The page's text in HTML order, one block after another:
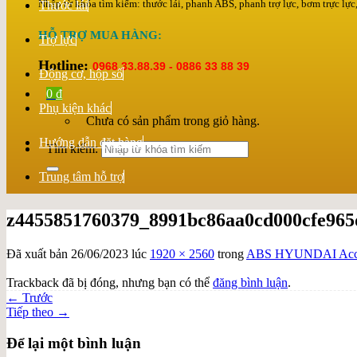
Nhập từ khóa tìm kiếm: thước lái, phanh ABS, phanh trợ lực, bơm trực
HỖ TRỢ MUA HÀNG:
Hotline:0968.33.88.39 - 0886 33 88 39
0 ₫
Chưa có sản phẩm trong giỏ hàng.
Tìm kiếm:
Thước lái
Trợ lực
Động cơ, hộp số
Phụ kiện khác
Hướng dẫn đặt hàng
Trung tâm hỗ trợ
Đã xuất bản 26/06/2023 lúc 1920 × 2560 trong ABS HYUNDAI
Trackback đã bị đóng, nhưng bạn có thể đăng bình luận.
← Trước
Tiếp theo →
Để lại một bình luận